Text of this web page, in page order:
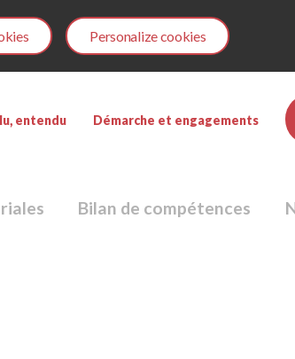
Personalize cookies
Bilan de compétences
entendu Démarche et engagements